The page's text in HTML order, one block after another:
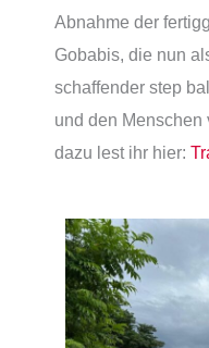
Abnahme der
Gobabis, die nun
schaffender step
und den Menschen
dazu lest ihr hier: